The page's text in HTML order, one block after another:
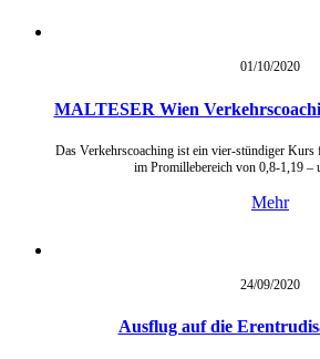
01/10/2020
MALTESER Wien
Das Verkehrscoaching ist ein vier-stündiger
im Promillebereich von 0,8-1,19
Mehr
24/09/2020
Ausflug auf die